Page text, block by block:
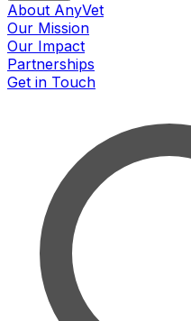
About AnyVet
Our Mission
Our Impact
Partnerships
Get in Touch